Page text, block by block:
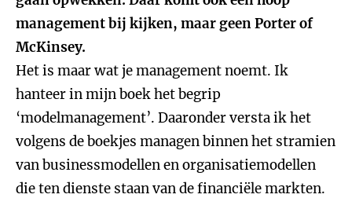
management bij kijken, maar geen Porter of
McKinsey.
Het is maar wat je management noemt. Ik
hanteer in mijn boek het begrip
‘modelmanagement’. Daaronder versta ik het
volgens de boekjes managen binnen het stramien
van businessmodellen en organisatiemodellen
die ten dienste staan van de financiële markten.